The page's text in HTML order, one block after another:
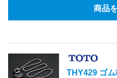
商品
THY429 ゴム